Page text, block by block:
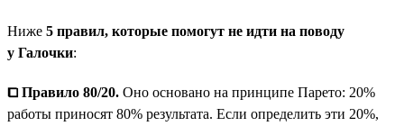
Ниже 5 правил, которые помогут не идти на поводу
у Галочки:
⧠ Правило 80/20. Оно основано на принципе Парето: 20%
работы приносят 80% результата. Если определить эти 20%,